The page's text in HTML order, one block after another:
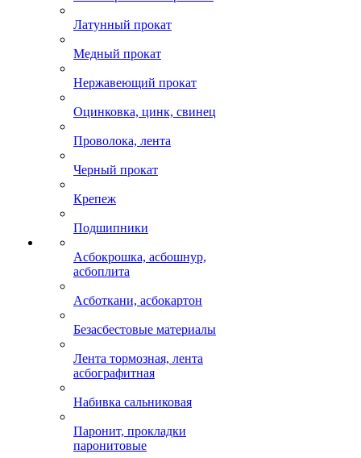
Латунный прокат
Медный прокат
Нержавеющий прокат
Оцинковка, цинк, свинец
Проволока, лента
Черный прокат
Крепеж
Подшипники
Асбокрошка, асбошнур,
асбоплита
Асботкани, асбокартон
Безасбестовые материалы
Лента тормозная, лента
асбографитная
Набивка сальниковая
Паронит, прокладки
паронитовые